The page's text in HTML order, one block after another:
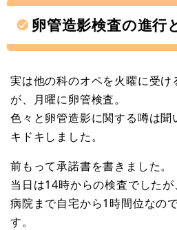
卵管造影検査の進行
実は他の科のオペを火曜に受け
が、月曜に卵管検査。
色々と卵管造影に関する噂は聞
キドキしました。
前もって承諾書を書きました。
当日は14時からの検査でしたが
病院まで自宅から1時間位なの
す。